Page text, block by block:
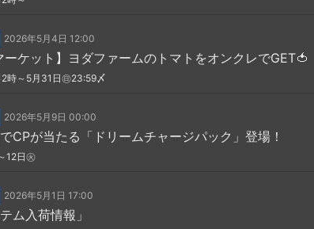
2026年5月4日 12:00
ーケット】ヨダファームのトマトをオンクレでGET🍅
時～5月31日㊐23:59〆
2026年5月9日 00:00
でCPが当たる「ドリームチャージパック」登場！
12日㊋
2026年5月1日 17:00
ム入荷情報」